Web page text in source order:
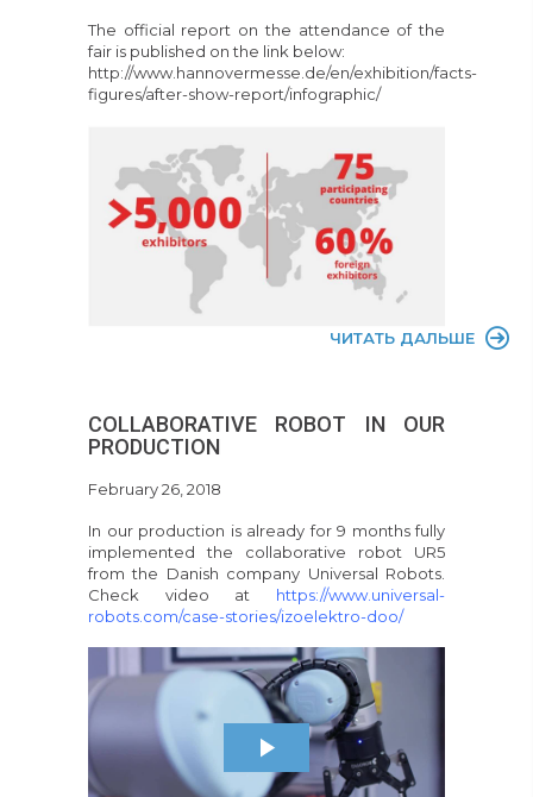
The official report on the attendance of the
fair is published on the link below:
http://www.hannovermesse.de/en/exhibition/facts-
figures/after-show-report/infographic/
ЧИТАТЬ ДАЛЬШЕ
COLLABORATIVE ROBOT IN OUR
PRODUCTION
February 26, 2018
In our production is already for 9 months fully
implemented the collaborative robot UR5
from the Danish company Universal Robots.
Check video at https://www.universal-
robots.com/case-stories/izoelektro-doo/